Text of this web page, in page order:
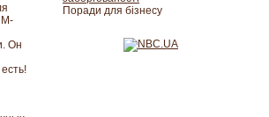
Он
Поради для бізнесу